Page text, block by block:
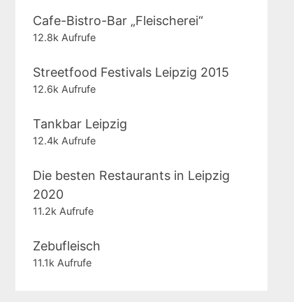
Cafe-Bistro-Bar „Fleischerei“
12.8k Aufrufe
Streetfood Festivals Leipzig 2015
12.6k Aufrufe
Tankbar Leipzig
12.4k Aufrufe
Die besten Restaurants in Leipzig
2020
11.2k Aufrufe
Zebufleisch
11.1k Aufrufe